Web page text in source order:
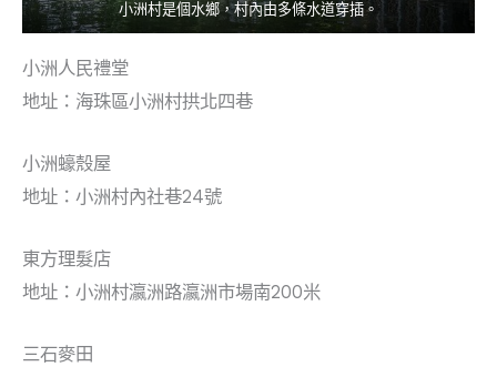
小洲村是個水鄉，村內由多條水道穿插。
小洲人民禮堂
地址：海珠區小洲村拱北四巷
小洲蠔殼屋
地址：小洲村內社巷24號
東方理髮店
地址：小洲村瀛洲路瀛洲市場南200米
三石麥田